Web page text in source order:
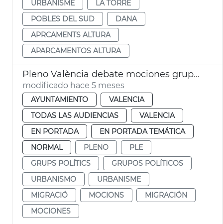
URBANISME
LA TORRE
POBLES DEL SUD
DANA
APRCAMENTS ALTURA
APARCAMENTOS ALTURA
Pleno València debate mociones grupos municipales
modificado hace 5 meses
AYUNTAMIENTO
VALENCIA
TODAS LAS AUDIENCIAS
VALENCIA
EN PORTADA
EN PORTADA TEMÁTICA
NORMAL
PLENO
PLE
GRUPS POLÍTICS
GRUPOS POLÍTICOS
URBANISMO
URBANISME
MIGRACIÓ
MOCIONS
MIGRACIÓN
MOCIONES